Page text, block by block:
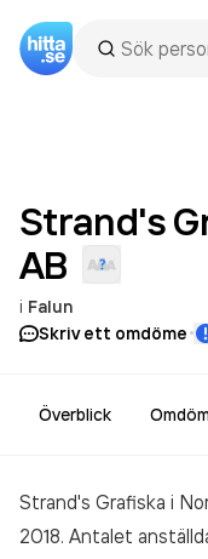
Strand's
AB
i Falun
Skriv ett omdöme·
Överblick
Strand's Grafiska i
2018. Antalet